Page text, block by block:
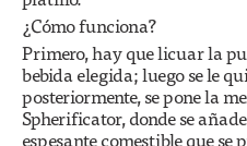
¿Cómo funciona?
Primero, hay que licuar la
bebida elegida; luego se le
posteriormente, se pone la
Spherificator, donde se
espesante comestible que